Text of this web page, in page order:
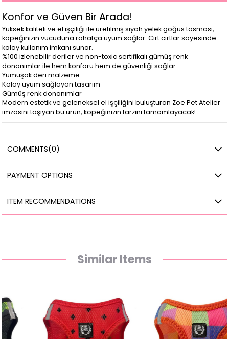
Konfor ve Güven Bir Arada!
Yüksek kaliteli ve el işçiliği ile üretilmiş siyah yelek göğüs tasması,
köpeğinizin vücuduna rahatça uyum sağlar. Cırt cırtlar sayesinde
kolay kullanım imkanı sunar.
%100 izlenebilir deriler ve non-toxic sertifikalı gümüş renk
donanımlar ile hem konforu hem de güvenliği sağlar.
Yumuşak deri malzeme
Kolay uyum sağlayan tasarım
Gümüş renk donanımlar
Modern estetik ve geleneksel el işçiliğini buluşturan Zoe Pet Atelier
imzasını taşıyan bu ürün, köpeğinizin tarzını tamamlayacak!
COMMENTS(0)
PAYMENT OPTIONS
ITEM RECOMMENDATIONS
Similar Items